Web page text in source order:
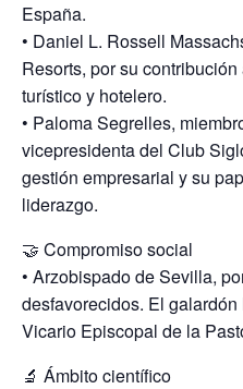
España.
• Daniel L. Rossell
Resorts, por su
turístico y hotelero.
• Paloma Segrelles,
vicepresidenta del Club
gestión empresarial y su
liderazgo.
🤝 Compromiso social
• Arzobispado de Sevilla,
desfavorecidos. El
Vicario Episcopal de la
🔬 Ámbito científico